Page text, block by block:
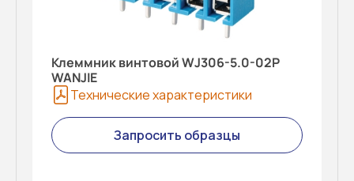
Клеммник винтовой WJ306-5.0-02P
WANJIE
Технические характеристики
Запросить образцы